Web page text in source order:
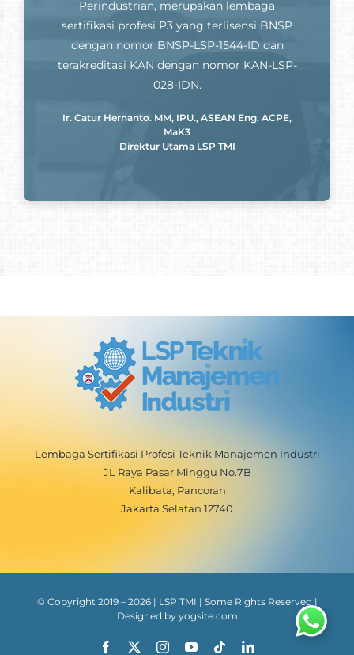
Perindustrian, merupakan lembaga
sertifikasi profesi P3 yang terlisensi BNSP
dengan nomor BNSP-LSP-1544-ID dan
terakreditasi KAN dengan nomor KAN-LSP-
028-IDN.
Ir. Catur Hernanto. MM, IPU., ASEAN Eng. ACPE,
MaK3
Direktur Utama LSP TMI
Lembaga Sertifikasi Profesi Teknik Manajemen Industri
JL Raya Pasar Minggu No.7B
Kalibata, Pancoran
Jakarta Selatan 12740
© Copyright 2019 – 2026| LSP TMI | Some Rights Reserved |
Designed by yogsite.com